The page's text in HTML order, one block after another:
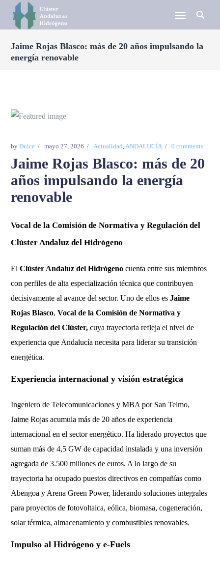
Jaime Rojas Blasco: más de 20 años impulsando la
energía renovable
byDulce mayo 27, 2026 Actualidad,ANDALUCÍA 0 comments
Jaime Rojas Blasco: más de 20
años impulsando la energía
renovable
Vocal de la Comisión de Normativa y Regulación del
Clúster Andaluz del Hidrógeno
ElClúster Andaluz del Hidrógeno cuenta entre sus miembros
con perfiles de alta especialización técnica que contribuyen
decisivamente al avance del sector. Uno de ellos esJaime
Rojas Blasco,Vocal de la Comisión de Normativa y
Regulación del Clúster, cuya trayectoria refleja el nivel de
experiencia que Andalucía necesita para liderar su transición
energética.
Experiencia internacional y visión estratégica
Ingeniero de Telecomunicaciones y MBA por San Telmo,
Jaime Rojas acumula más de 20 años de experiencia
internacional en el sector energético. Ha liderado proyectos que
suman más de 4,5 GW de capacidad instalada y una inversión
agregada de 3.500 millones de euros. A lo largo de su
trayectoria ha ocupado puestos directivos en compañías como
Abengoa y Arena Green Power, liderando soluciones integrales
para proyectos de fotovoltaica, eólica, biomasa, cogeneración,
solar térmica, almacenamiento y combustibles renovables.
Impulso al Hidrógeno y e-Fuels